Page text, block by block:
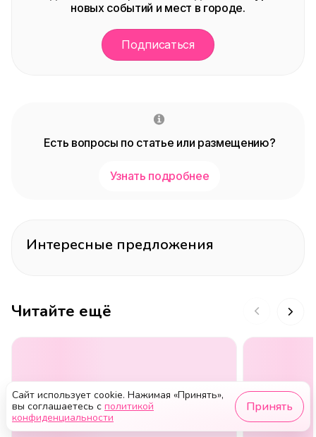
Подписывайтесь, чтобы всегда быть в курсе
новых событий и мест в городе.
Есть вопросы по статье или размещению?
Читайте ещё
Сайт использует cookie. Нажимая «Принять»,
вы соглашаетесь с политикой
конфиденциальности
Принять